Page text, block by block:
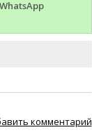
комментарий